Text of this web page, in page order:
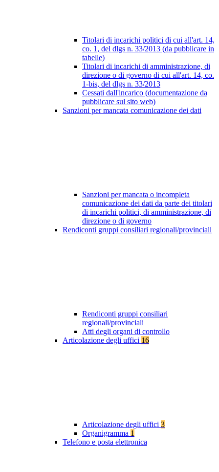
Titolari di incarichi politici di cui all'art. 14,
co. 1, del dlgs n. 33/2013 (da pubblicare in
tabelle)
Titolari di incarichi di amministrazione, di
direzione o di governo di cui all'art. 14, co.
1-bis, del dlgs n. 33/2013
Cessati dall'incarico (documentazione da
pubblicare sul sito web)
Sanzioni per mancata comunicazione dei dati
Sanzioni per mancata o incompleta
comunicazione dei dati da parte dei titolari
di incarichi politici, di amministrazione, di
direzione o di governo
Rendiconti gruppi consiliari regionali/provinciali
Rendiconti gruppi consiliari
regionali/provinciali
Atti degli organi di controllo
Articolazione degli uffici 16
Articolazione degli uffici 3
Organigramma 1
Telefono e posta elettronica